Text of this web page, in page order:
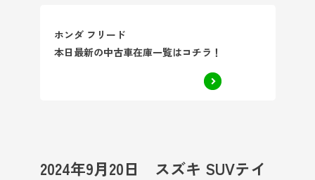
ホンダ フリード
本日最新の中古車在庫一覧はコチラ！
2024年9月20日 スズキ SUVテイ